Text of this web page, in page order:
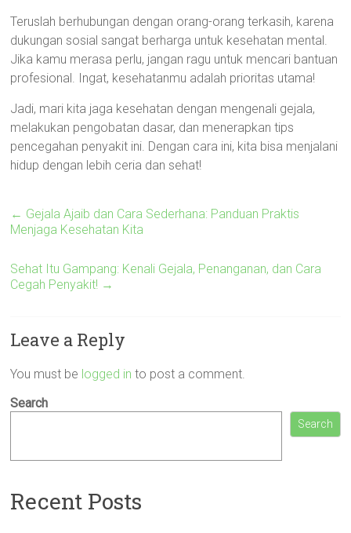
Teruslah berhubungan dengan orang-orang terkasih, karena
dukungan sosial sangat berharga untuk kesehatan mental.
Jika kamu merasa perlu, jangan ragu untuk mencari bantuan
profesional. Ingat, kesehatanmu adalah prioritas utama!
Jadi, mari kita jaga kesehatan dengan mengenali gejala,
melakukan pengobatan dasar, dan menerapkan tips
pencegahan penyakit ini. Dengan cara ini, kita bisa menjalani
hidup dengan lebih ceria dan sehat!
← Gejala Ajaib dan Cara Sederhana: Panduan Praktis
Menjaga Kesehatan Kita
Sehat Itu Gampang: Kenali Gejala, Penanganan, dan Cara
Cegah Penyakit! →
Leave a Reply
You must be logged in to post a comment.
Search
Search
Recent Posts